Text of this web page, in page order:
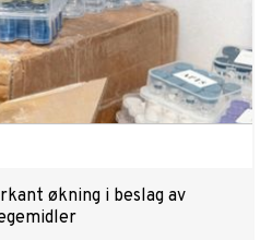
økning i beslag av